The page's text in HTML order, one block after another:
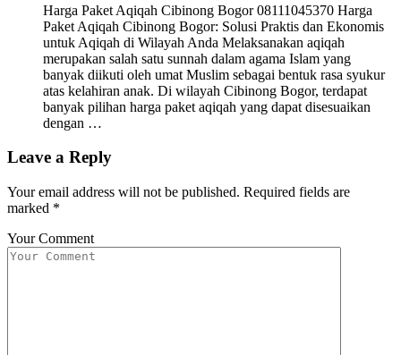
Harga Paket Aqiqah Cibinong Bogor 08111045370 Harga
Paket Aqiqah Cibinong Bogor: Solusi Praktis dan Ekonomis
untuk Aqiqah di Wilayah Anda Melaksanakan aqiqah
merupakan salah satu sunnah dalam agama Islam yang
banyak diikuti oleh umat Muslim sebagai bentuk rasa syukur
atas kelahiran anak. Di wilayah Cibinong Bogor, terdapat
banyak pilihan harga paket aqiqah yang dapat disesuaikan
dengan …
Leave a Reply
Your email address will not be published. Required fields are
marked *
Your Comment